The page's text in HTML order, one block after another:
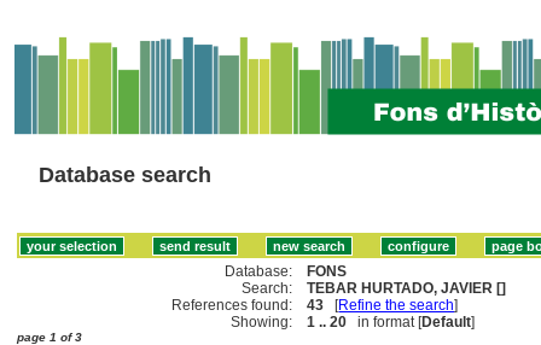
Database search
Database:
FONS
Search:
TEBAR HURTADO, JAVIER []
References found:
43 [Refine the search]
Showing:
1 .. 20 in format [Default]
page 1 of 3